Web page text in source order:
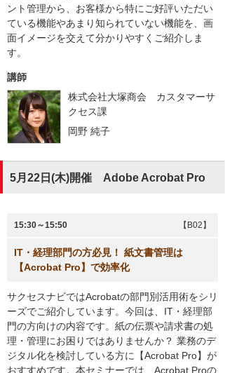
ント管理から、お客様から特にご好評いただい
ている機能やあまり知られていない機能を、画
面イメージを交えて分かりやすくご紹介しま
す。
講師
株式会社大塚商会 カスタマーサ
クセス課
岡野 純子
5月22日(木)開催 Adobe Acrobat Pro
15:30～15:50 【B02】
IT・経理部門の方必見！ 紙文書管理は
【Acrobat Pro】で効率化
サクセスナビではAcrobatの部門別活用術をシリ
ーズでご紹介しています。今回は、IT・経理部
門の方向けの内容です。紙の伝票や請求書の処
理・管理にお困りではありませんか？ 業務のデ
ジタル化を検討している方に【Acrobat Pro】が
おすすめです。本セミナーでは、Acrobat Proの